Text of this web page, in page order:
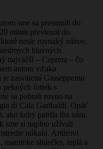
sme sa presunuli do
minút previezol do
nesie rovnaký názov,
hlavných
najväčší – Caprera – čo
autom vďaka
zasvätená Giuseppemu
pekných fotiek s
sa pobrali rovno na
di Cala Garibaldi. Opäť
ako keby patrila iba nám.
sme si naplno užívali
núkalo. Artúrovi
slniečko, teplá a